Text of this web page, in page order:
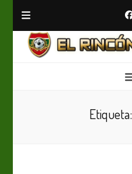
Etiqueta: